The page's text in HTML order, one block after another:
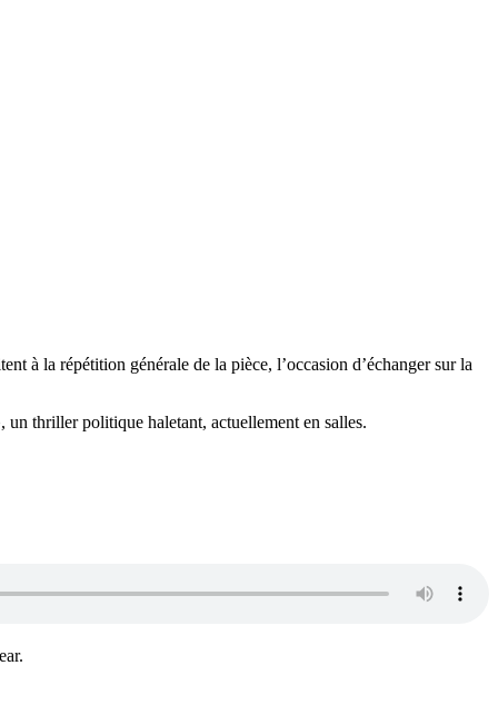
à la répétition générale de la pièce, l’occasion d’échanger sur la
un thriller politique haletant, actuellement en salles.